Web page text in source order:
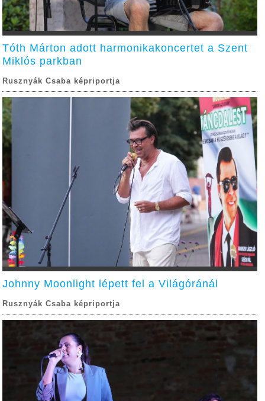
Tóth Márton adott harmonikakoncertet a Szent
Miklós parkban
Rusznyák Csaba képriportja
Johnny Moonlight lépett fel a Világóránál
Rusznyák Csaba képriportja